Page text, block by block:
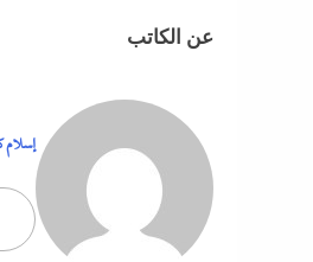
عن الكاتب
إسلام